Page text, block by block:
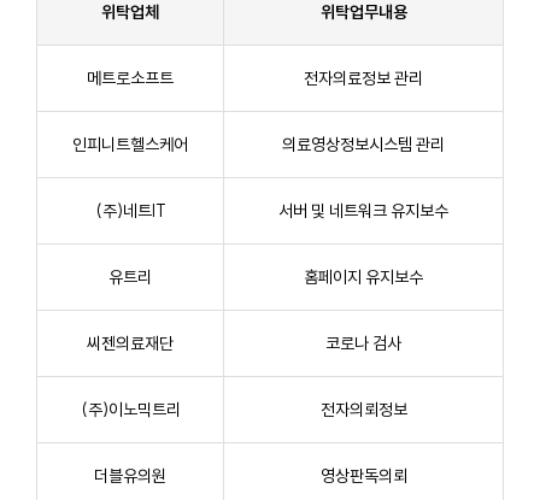
위탁업체 위탁업무내용
메트로소프트 전자의료정보 관리
인피니트헬스케어 의료영상정보시스템 관리
(주)네트IT 서버 및 네트워크 유지보수
유트리 홈페이지 유지보수
씨젠의료재단 코로나 검사
(주)이노믹트리 전자의뢰정보
더블유의원 영상판독의뢰